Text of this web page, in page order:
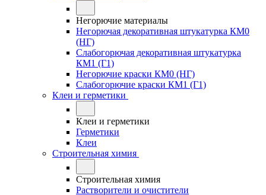
Негорючие материалы
Негорючая декоративная штукатурка КМ0
(НГ)
Слабогорючая декоративная штукатурка
КМ1 (Г1)
Негорючие краски КМ0 (НГ)
Слабогорючие краски КМ1 (Г1)
Клеи и герметики
Клеи и герметики
Герметики
Клеи
Строительная химия
Строительная химия
Растворители и очистители